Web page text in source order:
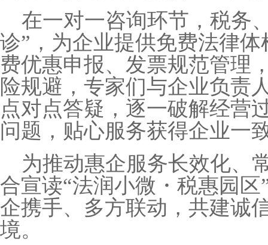
在一对一咨询环节，税务
诊” ，为企业提供免费法律
费优惠申报、发票规范管理
险规避，专家们与企业负责
点对点答疑，逐一破解经营
问题，贴心服务获得企业一
为推动惠企服务长效化、
合宣读“法润小微 ・ 税惠园区
企携手、多方联动，共建诚
境。